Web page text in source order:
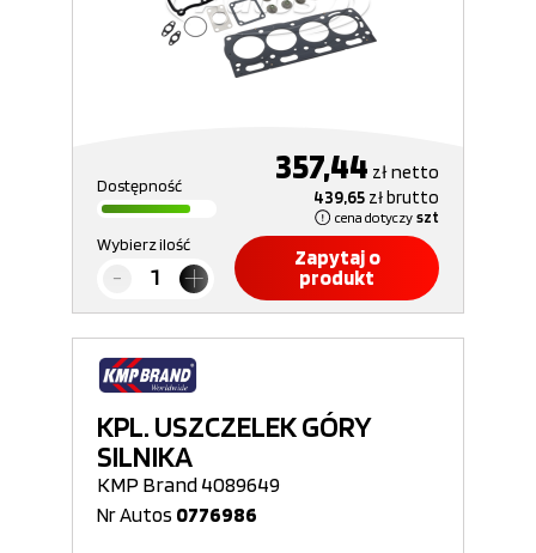
Dostępność 357,44 złnetto
439,65 złbrutto
cena dotyczy szt
Wybierz ilość
Zapytaj o
produkt
KPL. USZCZELEK GÓRY
SILNIKA
KMP Brand 4089649
Nr Autos 0776986